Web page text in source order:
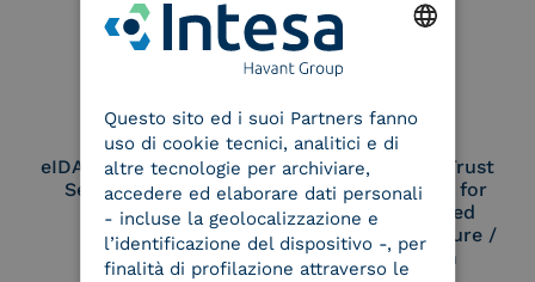
Le nostre certificazioni
eIDAS Qualified Trust
Service Provider
eIDAS Qualified Trust
Service Provider for
Remote Qualified
Electronic Signature /
Seal Creation
ITALIAN
Questo sito ed i suoi Partners fanno
uso di cookie tecnici, analitici e di
altre tecnologie per archiviare,
accedere ed elaborare dati personali
- incluse la geolocalizzazione e
l’identificazione del dispositivo -, per
finalità di profilazione attraverso le